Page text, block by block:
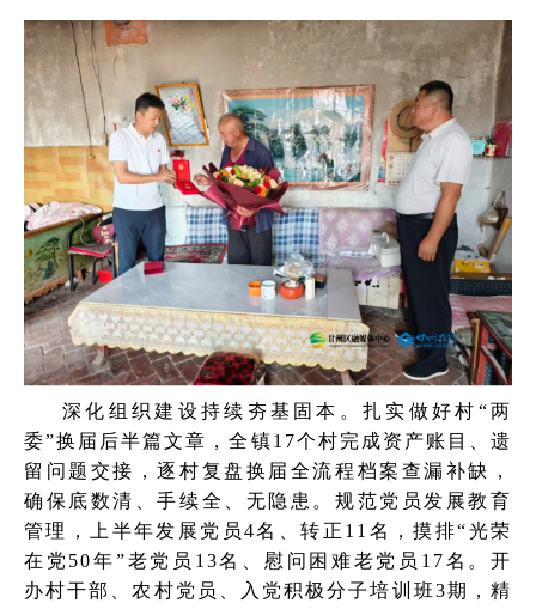
深化组织建设持续夯基固本。扎实做好村“两
委”换届后半篇文章，全镇17个村完成资产账目、遗
留问题交接，逐村复盘换届全流程档案查漏补缺，
确保底数清、手续全、无隐患。规范党员发展教育
管理，上半年发展党员4名、转正11名，摸排“光荣
在党50年”老党员13名、慰问困难老党员17名。开
办村干部、农村党员、入党积极分子培训班3期，精